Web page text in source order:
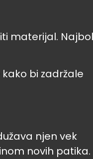
materijal.
bi zadržale
njen vek
novih patika.